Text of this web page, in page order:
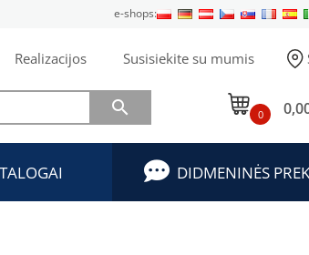
e-shops:
Realizacijos Susisiekite su mumis
 0
DIDMENINĖS